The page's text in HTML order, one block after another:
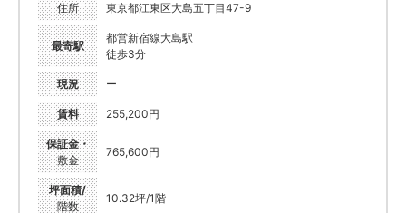
住所 東京都江東区大島五丁目47-9
最寄駅
都営新宿線大島駅
徒歩3分
現況 ー
賃料 255,200円
保証金・
敷金
765,600円
坪面積/
階数
10.32坪/1階